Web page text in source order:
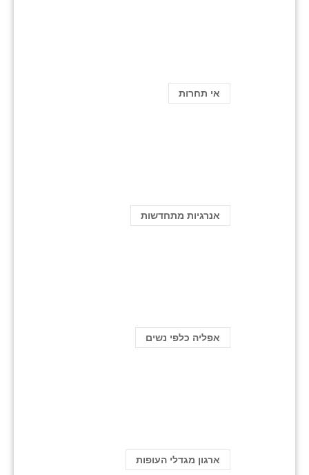
אי תחרות
אנרגיות מתחדשות
אפליה כלפי נשים
ארגון מגדלי העופות